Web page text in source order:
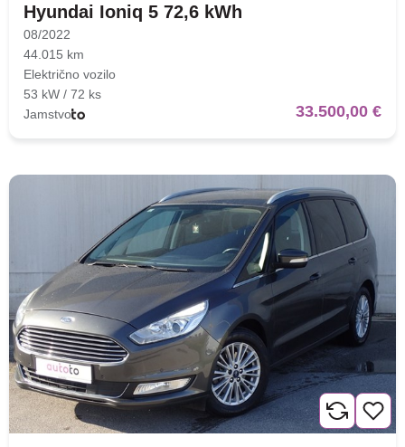
Hyundai Ioniq 5 72,6 kWh
08/2022
44.015 km
Električno vozilo
53 kW / 72 ks
Jamstvo
33.500,00 €